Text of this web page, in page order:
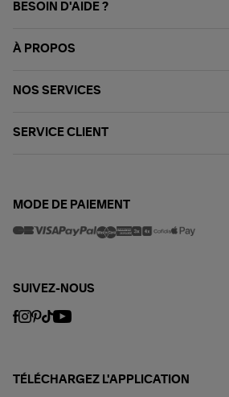
BESOIN D'AIDE ?
À PROPOS
NOS SERVICES
SERVICE CLIENT
MODE DE PAIEMENT
SUIVEZ-NOUS
TÉLÉCHARGEZ L'APPLICATION